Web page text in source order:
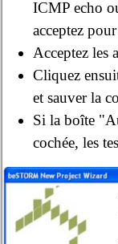
ICMP echo
acceptez
Acceptez les
Cliquez
et sauver la
Si la boîte
cochée, les